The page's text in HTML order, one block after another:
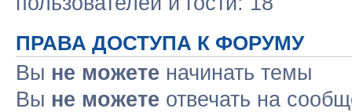
ПРАВА ДОСТУПА К ФОРУМУ
Вы не можете начинать темы
Вы не можете отвечать на